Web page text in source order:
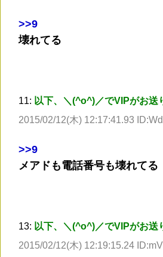
>>9
壊れてる
11: 以下、＼(^o^)／でVIPがお送
2015/02/12(木) 12:17:41.93
>>9
メアドも電話番号も壊れてる
13: 以下、＼(^o^)／でVIPがお送
2015/02/12(木) 12:19:15.24